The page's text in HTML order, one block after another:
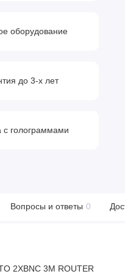
оборудование
до 3-х лет
с голограммами
Вопросы и ответы 0
2XBNC 3M ROUTER